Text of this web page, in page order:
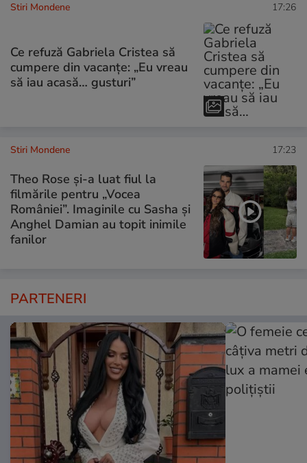
Stiri Mondene 17:26
Ce refuză Gabriela Cristea să
cumpere din vacanțe: „Eu vreau
să iau acasă… gusturi”
Stiri Mondene 17:23
Theo Rose și-a luat fiul la
filmările pentru „Vocea
României”. Imaginile cu Sasha și
Anghel Damian au topit inimile
fanilor
PARTENERI